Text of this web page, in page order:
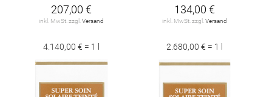
207,00 €
inkl. MwSt. zzgl. Versand
4.140,00 € = 1 l
134,00 €
inkl. MwSt. zzgl. Versand
2.680,00 € = 1 l